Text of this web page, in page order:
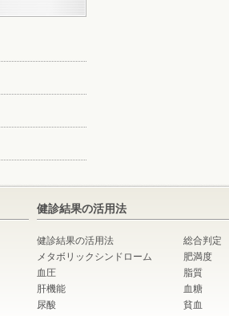
健診結果の活用法
健診結果の活用法
総合判定
メタボリックシンドローム
肥満度
血圧
脂質
肝機能
血糖
尿酸
貧血